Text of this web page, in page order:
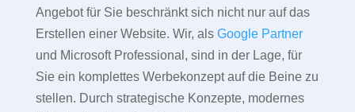
Angebot für Sie beschränkt sich nicht nur auf das
Erstellen einer Website. Wir, als Google Partner
und Microsoft Professional, sind in der Lage, für
Sie ein komplettes Werbekonzept auf die Beine zu
stellen. Durch strategische Konzepte, modernes